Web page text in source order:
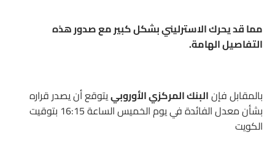
مما قد يحرك الاسترليني بشكل كبير مع صدور هذه
التفاصيل الهامة.
بالمقابل فإنالبنك المركزي الأوروبييتوقع أن يصدر قراره
بشأن معدل الفائدة في يوم الخميس الساعة 16:15 بتوقيت
الكويت